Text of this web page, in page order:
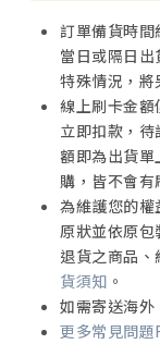
訂單備貨時
當日或隔日
特殊情況，
線上刷卡金
立即扣款，
額即為出貨
購，皆不會有
為維護您的
原狀並依原
退貨之商品
貨須知 。
如需寄送海外
更多常見問題